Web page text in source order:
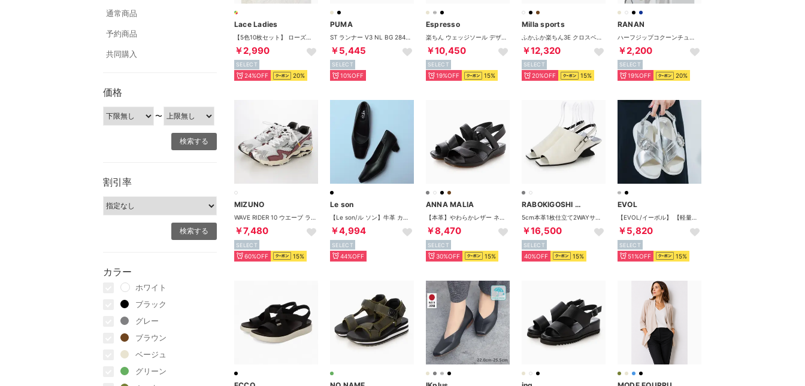
通常商品
予約商品
共同購入
価格
〜
割引率
カラー
ホワイト
ブラック
グレー
ブラウン
ベージュ
グリーン
Lace Ladies
￥2,990
SELECT
24%OFF 20%
PUMA
￥5,445
SELECT
10%OFF
Espresso
￥10,450
SELECT
19%OFF 15%
Milla sports
￥12,320
SELECT
20%OFF 15%
RANAN
￥2,200
SELECT
19%OFF 20%
MIZUNO
￥7,480
SELECT
60%OFF 15%
Le son
￥4,994
SELECT
44%OFF
ANNA MALIA
￥8,470
SELECT
30%OFF 15%
RABOKIGOSHI works
￥16,500
SELECT
40%OFF 15%
EVOL
￥5,820
SELECT
51%OFF 15%